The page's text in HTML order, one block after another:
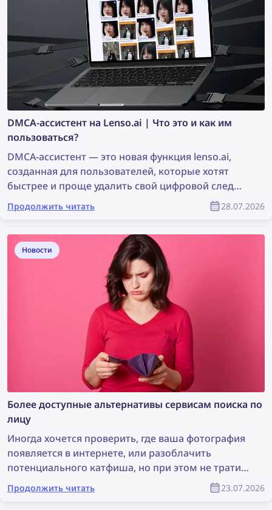
DMCA-ассистент на Lenso.ai | Что это и как им
пользоваться?
DMCA-ассистент — это новая функция lenso.ai,
созданная для пользователей, которые хотят
быстрее и проще удалить свой цифровой след
или фотографии, защищённые авторским
правом. Инструмент создаёт готовые к
использовать для отправки запросов на удаление
контента по DMCA сайтам, где были найдены
изображения. Продолжайте читать, чтобы узнать,
как удалить свои изображения с любого сайта с
помощью DMCA-ассистента lenso.ai.
Продолжить читать 28.07.2026
Новости
Более доступные альтернативы сервисам поиска по
лицу
Иногда хочется проверить, где ваша фотография
появляется в интернете, или разоблачить
потенциального катфиша, но при этом не тратить
целое состояние на сервис поиска по лицу.
Давайте рассмотрим несколько более доступных
Продолжить читать 23.07.2026